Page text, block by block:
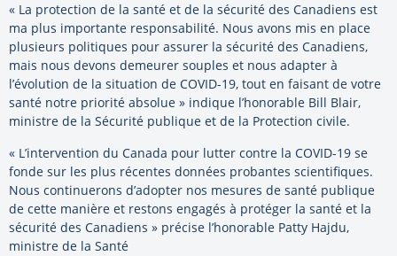
« La protection de la santé et de la sécurité des Canadiens est
ma plus importante responsabilité. Nous avons mis en place
plusieurs politiques pour assurer la sécurité des Canadiens,
mais nous devons demeurer souples et nous adapter à
l’évolution de la situation de COVID-19, tout en faisant de votre
santé notre priorité absolue » indique l’honorable Bill Blair,
ministre de la Sécurité publique et de la Protection civile.
« L’intervention du Canada pour lutter contre la COVID-19 se
fonde sur les plus récentes données probantes scientifiques.
Nous continuerons d’adopter nos mesures de santé publique
de cette manière et restons engagés à protéger la santé et la
sécurité des Canadiens » précise l’honorable Patty Hajdu,
ministre de la Santé